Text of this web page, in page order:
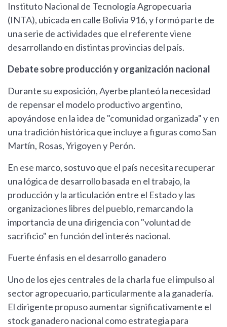
Instituto Nacional de Tecnología Agropecuaria
(INTA), ubicada en calle Bolivia 916, y formó parte de
una serie de actividades que el referente viene
desarrollando en distintas provincias del país.
Debate sobre producción y organización nacional
Durante su exposición, Ayerbe planteó la necesidad
de repensar el modelo productivo argentino,
apoyándose en la idea de "comunidad organizada" y en
una tradición histórica que incluye a figuras como San
Martín, Rosas, Yrigoyen y Perón.
En ese marco, sostuvo que el país necesita recuperar
una lógica de desarrollo basada en el trabajo, la
producción y la articulación entre el Estado y las
organizaciones libres del pueblo, remarcando la
importancia de una dirigencia con "voluntad de
sacrificio" en función del interés nacional.
Fuerte énfasis en el desarrollo ganadero
Uno de los ejes centrales de la charla fue el impulso al
sector agropecuario, particularmente a la ganadería.
El dirigente propuso aumentar significativamente el
stock ganadero nacional como estrategia para